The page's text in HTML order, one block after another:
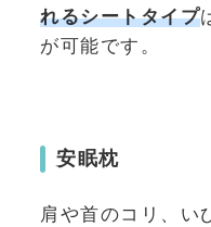
れるシートタイプ
が可能です。
安眠枕
肩や首のコリ、い